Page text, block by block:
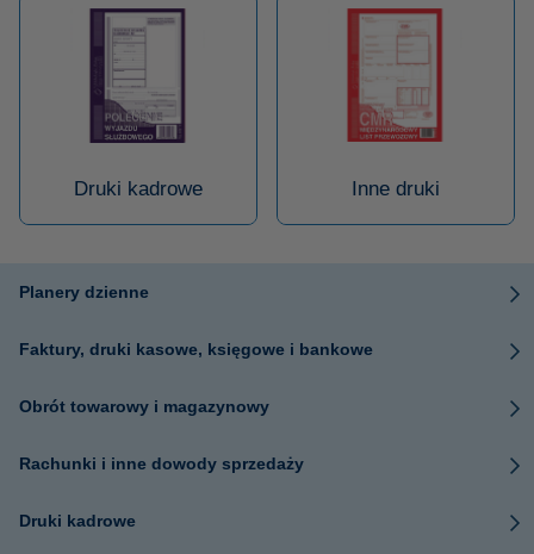
Druki kadrowe Inne druki
Planery dzienne
Faktury, druki kasowe, księgowe i bankowe
Obrót towarowy i magazynowy
Rachunki i inne dowody sprzedaży
Druki kadrowe